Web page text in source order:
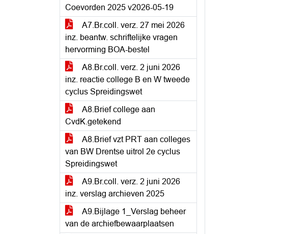
Coevorden 2025 v2026-05-19
A7.Br.coll. verz. 27 mei 2026
inz. beantw. schriftelijke vragen
hervorming BOA-bestel
A8.Br.coll. verz. 2 juni 2026
inz. reactie college B en W tweede
cyclus Spreidingswet
A8.Brief college aan
CvdK.getekend
A8.Brief vzt PRT aan colleges
van BW Drentse uitrol 2e cyclus
Spreidingswet
A9.Br.coll. verz. 2 juni 2026
inz. verslag archieven 2025
A9.Bijlage 1_Verslag beheer
van de archiefbewaarplaatsen